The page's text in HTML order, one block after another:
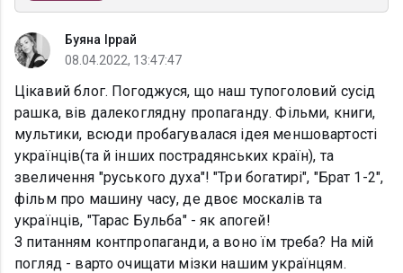
Буяна Іррай
08.04.2022, 13:47:47
Цікавий блог. Погоджуся, що наш тупоголовий сусід
рашка, вів далекоглядну пропаганду. Фільми, книги,
мультики, всюди пробагувалася ідея меншовартості
українців(та й інших пострадянських країн), та
звеличення "руського духа"! "Три богатирі", "Брат 1-2",
фільм про машину часу, де двоє москалів та
українців, "Тарас Бульба" - як апогей!
З питанням контпропаганди, а воно їм треба? На мій
погляд - варто очищати мізки нашим українцям.